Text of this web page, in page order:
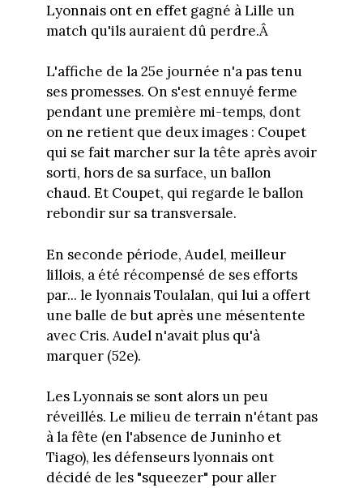
Lyonnais ont en effet gagné à Lille un
match qu'ils auraient dû perdre.Â
L'affiche de la 25e journée n'a pas tenu
ses promesses. On s'est ennuyé ferme
pendant une première mi-temps, dont
on ne retient que deux images : Coupet
qui se fait marcher sur la tête après avoir
sorti, hors de sa surface, un ballon
chaud. Et Coupet, qui regarde le ballon
rebondir sur sa transversale.
En seconde période, Audel, meilleur
lillois, a été récompensé de ses efforts
par... le lyonnais Toulalan, qui lui a offert
une balle de but après une mésentente
avec Cris. Audel n'avait plus qu'à
marquer (52e).
Les Lyonnais se sont alors un peu
réveillés. Le milieu de terrain n'étant pas
à la fête (en l'absence de Juninho et
Tiago), les défenseurs lyonnais ont
décidé de les "squeezer" pour aller